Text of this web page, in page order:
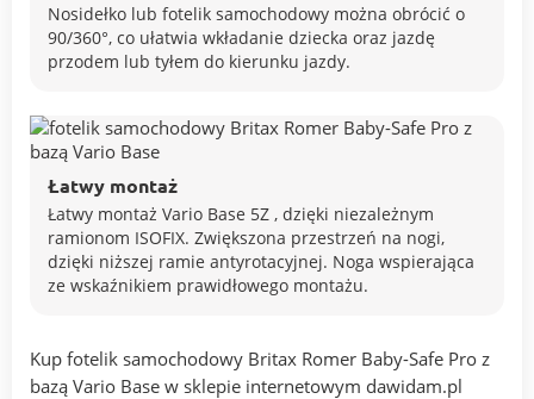
Nosidełko lub fotelik samochodowy można obrócić o
90/360°, co ułatwia wkładanie dziecka oraz jazdę
przodem lub tyłem do kierunku jazdy.
Łatwy montaż
Łatwy montaż Vario Base 5Z , dzięki niezależnym
ramionom ISOFIX. Zwiększona przestrzeń na nogi,
dzięki niższej ramie antyrotacyjnej. Noga wspierająca
ze wskaźnikiem prawidłowego montażu.
Kup fotelik samochodowy Britax Romer Baby-Safe Pro z
bazą Vario Base w sklepie internetowym dawidam.pl